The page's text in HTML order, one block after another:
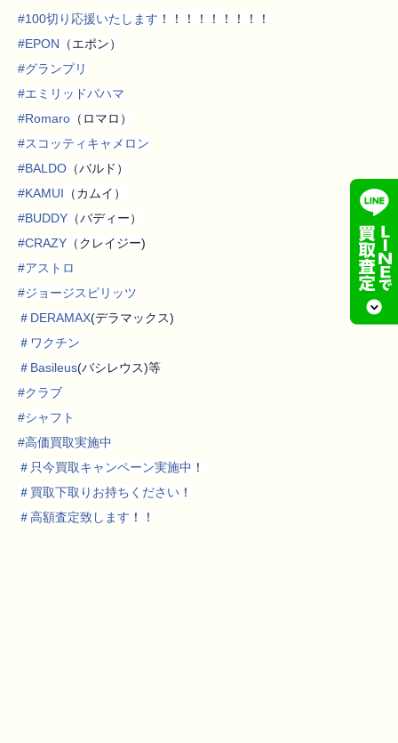
#100切り応援いたします ！！！！！！！！！
#EPON （エポン）
#グランプリ
#エミリッドバハマ
#Romaro （ロマロ）
#スコッティキャメロン
#BALDO （バルド）
#KAMUI （カムイ）
#BUDDY （バディー）
#CRAZY （クレイジー)
#アストロ
#ジョージスピリッツ
＃ DERAMAX(デラマックス)
＃ ワクチン
＃ Basileus(バシレウス)等
#クラブ
#シャフト
#高価買取実施中
＃ 只今買取キャンペーン実施中 ！
＃ 買取下取りお持ちください ！
＃高額査定致します ！！